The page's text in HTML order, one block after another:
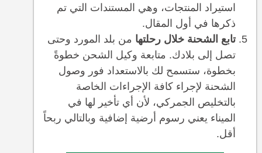
استيراد المنتجات، وهي المستندات التي تم
ذكرها في أول المقال.
تابع الشحنة خلال رحلتها من بلد المورد وحتى
تصل إلى بلادك. متابعة وكيل الشحن خطوةً
بخطوة، ستسمح لك بالاستعداد فور وصول
الشحنة لإجراء كافة الإجراءات الخاصة
بالتخليص الجمركي، لأن أي تأخير لها في
الميناء يعني رسوم أرضية إضافية وبالتالي ربحاً
أقل.